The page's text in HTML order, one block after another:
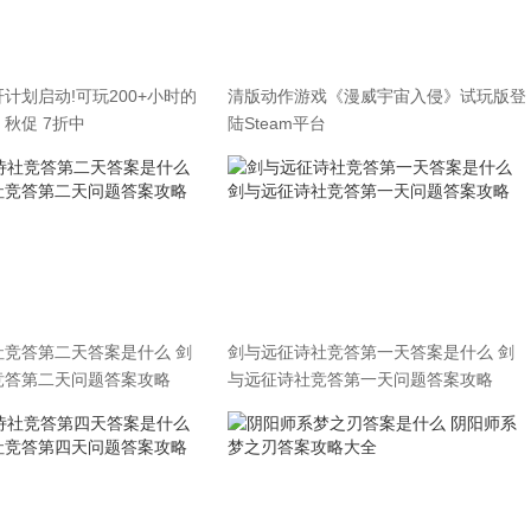
划启动!可玩200+小时的
促 7折中
清版动作游戏《漫威宇宙入侵》试玩版登
陆Steam平台
答第二天答案是什么 剑
第二天问题答案攻略
剑与远征诗社竞答第一天答案是什么 剑
与远征诗社竞答第一天问题答案攻略